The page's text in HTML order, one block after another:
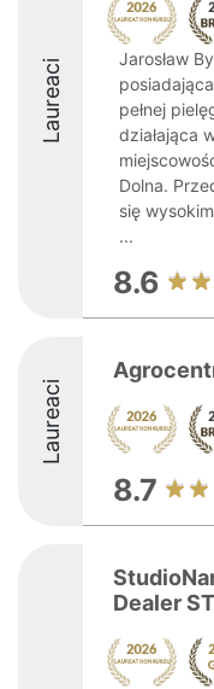
Laureaci
Jarosław
pełnej
działająca
Dolna.
się
...
8.6
Laureaci
8.7
Dealer